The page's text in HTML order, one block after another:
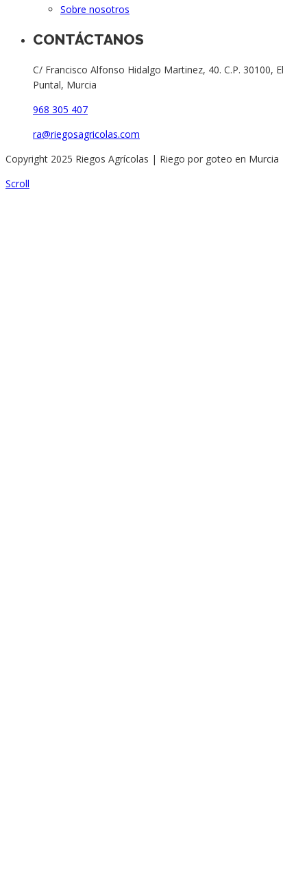
Sobre nosotros
CONTÁCTANOS
C/ Francisco Alfonso Hidalgo Martinez, 40. C.P. 30100, El
Puntal, Murcia
968 305 407
ra@riegosagricolas.com
Copyright 2025 Riegos Agrícolas | Riego por goteo en Murcia
Scroll